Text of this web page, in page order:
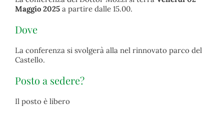
Maggio 2025 a partire dalle 15.00.
Dove
La conferenza si svolgerà alla nel rinnovato parco del
Castello.
Posto a sedere?
Il posto è libero